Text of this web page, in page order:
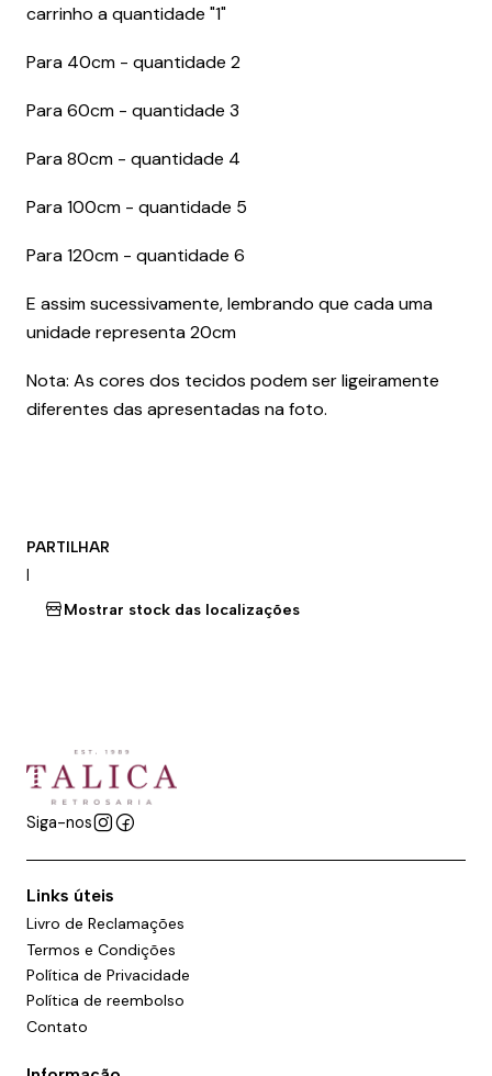
carrinho a quantidade "1"
Para 40cm - quantidade 2
Para 60cm - quantidade 3
Para 80cm - quantidade 4
Para 100cm - quantidade 5
Para 120cm - quantidade 6
E assim sucessivamente, lembrando que cada uma
unidade representa 20cm
Nota: As cores dos tecidos podem ser ligeiramente
diferentes das apresentadas na foto.
PARTILHAR
|
Mostrar stock das localizações
Siga-nos
Links úteis
Livro de Reclamações
Termos e Condições
Política de Privacidade
Política de reembolso
Contato